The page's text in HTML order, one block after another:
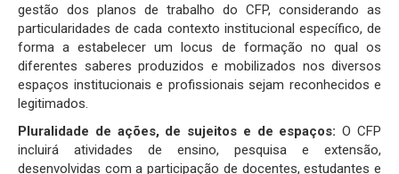
gestão dos planos de trabalho do CFP, considerando as
particularidades de cada contexto institucional específico, de
forma a estabelecer um locus de formação no qual os
diferentes saberes produzidos e mobilizados nos diversos
espaços institucionais e profissionais sejam reconhecidos e
legitimados.
Pluralidade de ações, de sujeitos e de espaços: O CFP
incluirá atividades de ensino, pesquisa e extensão,
desenvolvidas com a participação de docentes, estudantes e